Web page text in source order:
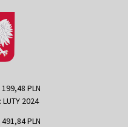
PLN
2024
PLN